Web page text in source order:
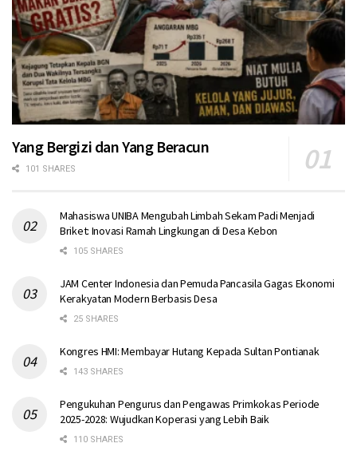
Yang Bergizi dan Yang Beracun
101 SHARES
Mahasiswa UNIBA Mengubah Limbah Sekam Padi Menjadi
Briket: Inovasi Ramah Lingkungan di Desa Kebon
105 SHARES
JAM Center Indonesia dan Pemuda Pancasila Gagas Ekonomi
Kerakyatan Modern Berbasis Desa
25 SHARES
Kongres HMI: Membayar Hutang Kepada Sultan Pontianak
143 SHARES
Pengukuhan Pengurus dan Pengawas Primkokas Periode
2025-2028: Wujudkan Koperasi yang Lebih Baik
110 SHARES